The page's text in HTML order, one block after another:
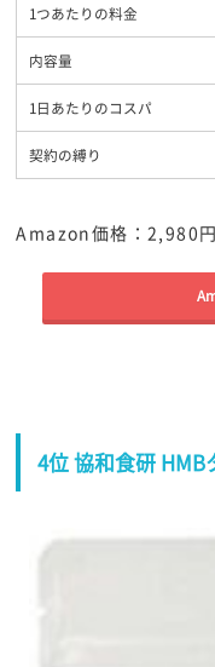
1つあたりの料金
内容量
1日あたりのコスパ
契約の縛り
Amazon価格：2,980円
4位 協和食研 HMB